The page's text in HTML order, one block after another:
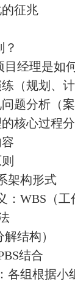
征兆
目经理是如
（规划、
题分析（案
核心过程
架构形式
：WBS（
结构）
结合
各组根据